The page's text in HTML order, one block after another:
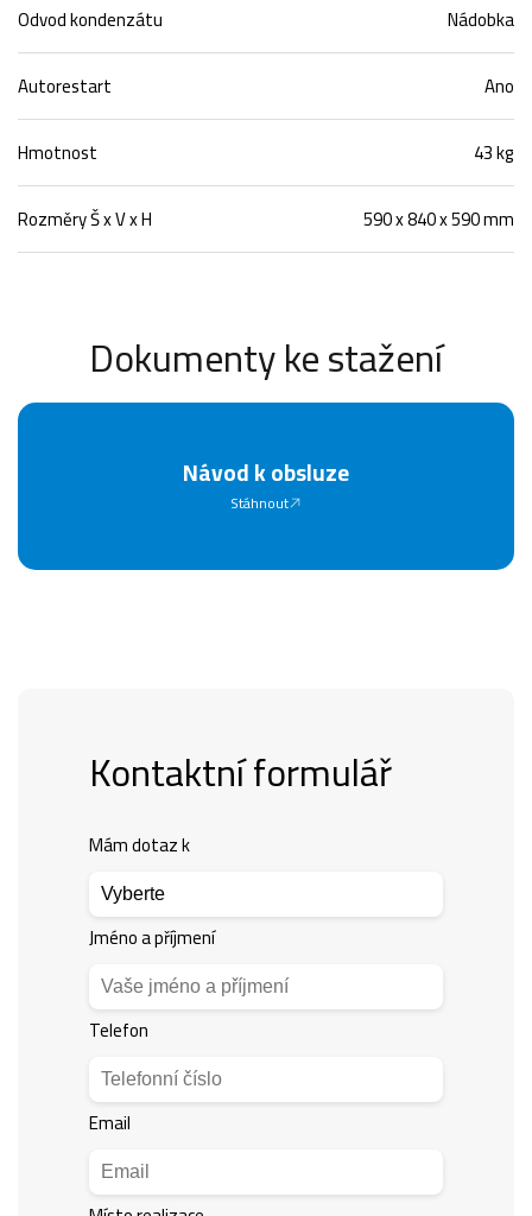
Odvod kondenzátu
Nádobka
Autorestart
Ano
Hmotnost
43 kg
Rozměry Š x V x H
590 x 840 x 590 mm
Dokumenty ke stažení
Návod k obsluze
Stáhnout
Kontaktní formulář
Mám dotaz k
Jméno a příjmení
Telefon
Email